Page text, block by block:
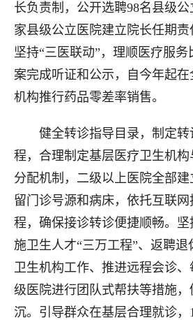
长负责制，公开选聘98名县级公
家县级公立医院建立院长任期责
坚持“三医联动”，理顺医疗服
案完成听证和公示，自今年起
机构推行药品零差率销售。
健全转诊指导目录，制定转
程，合理制定基层医疗卫生机
分配机制，二级以上医院全部
留门诊号源和病床，依托互联
程，确保接诊转诊便捷顺畅。
施卫生人才“三万工程”、返聘
卫生机构工作、推进远程会诊
级医院进行团队式帮扶等措施，
沉。引导群众在基层合理就诊，